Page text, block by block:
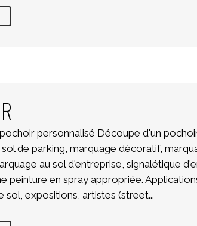
personnalisé Découpe d'un
de parking, marquage décoratif,
au sol d'entreprise, signalétique
peinture en spray appropriée.
sol, expositions, artistes (street...